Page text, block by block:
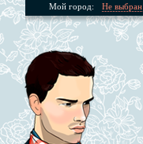
Мой город: Не выбран